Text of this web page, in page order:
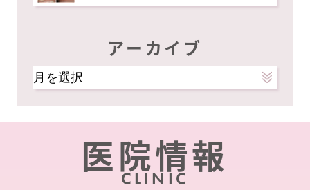
アーカイブ
ア
ー
カ
医院情報
CLINIC